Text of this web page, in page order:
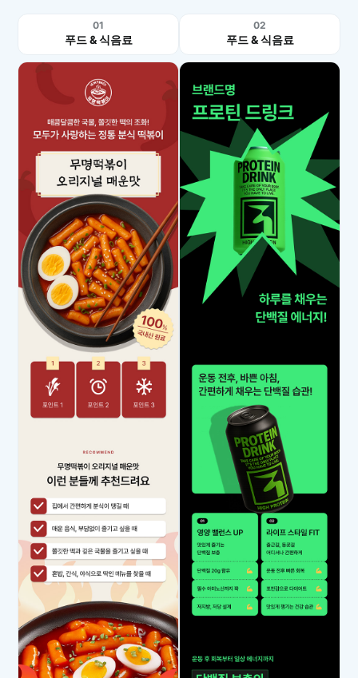
01
푸드 & 식음료
02
푸드 & 식음료